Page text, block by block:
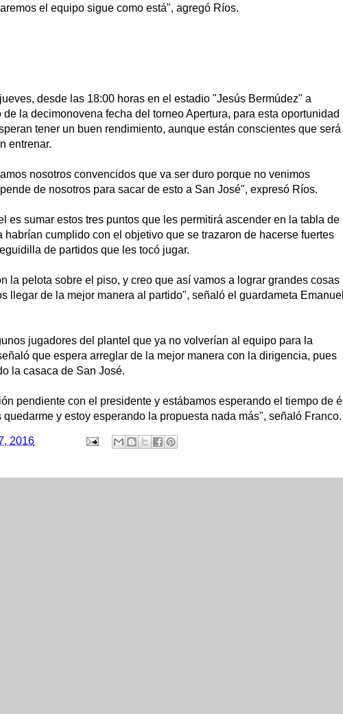
el equipo sigue como está", agregó Ríos.
desde las 18:00 horas en el estadio "Jesús Bermúdez" a
la decimonovena fecha del torneo Apertura, para esta oportunidad
tener un buen rendimiento, aunque están conscientes que será
entrenar.
nosotros convencidos que va ser duro porque no venimos
de nosotros para sacar de esto a San José", expresó Ríos.
es sumar estos tres puntos que les permitirá ascender en la tabla de
habrían cumplido con el objetivo que se trazaron de hacerse fuertes
de partidos que les tocó jugar.
la pelota sobre el piso, y creo que así vamos a lograr grandes cosas
llegar de la mejor manera al partido", señaló el guardameta Emanuel
jugadores del plantel que ya no volverían al equipo para la
que espera arreglar de la mejor manera con la dirigencia, pues
la casaca de San José.
pendiente con el presidente y estábamos esperando el tiempo de él
y estoy esperando la propuesta nada más", señaló Franco.
2016